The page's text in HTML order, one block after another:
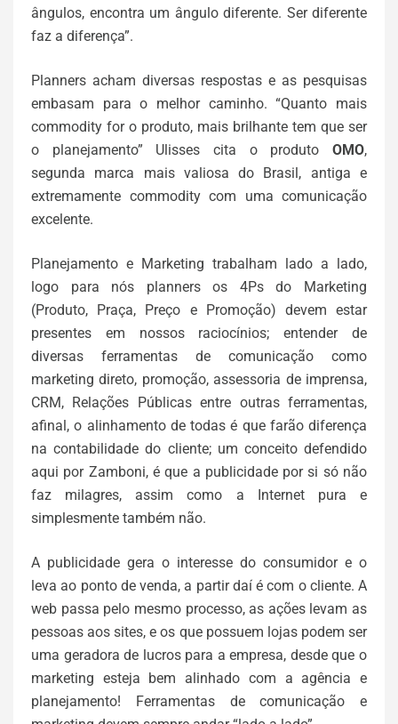
ângulos, encontra um ângulo diferente. Ser diferente
faz a diferença”.
Planners acham diversas respostas e as pesquisas
embasam para o melhor caminho. “Quanto mais
commodity for o produto, mais brilhante tem que ser
o planejamento” Ulisses cita o produto OMO,
segunda marca mais valiosa do Brasil, antiga e
extremamente commodity com uma comunicação
excelente.
Planejamento e Marketing trabalham lado a lado,
logo para nós planners os 4Ps do Marketing
(Produto, Praça, Preço e Promoção) devem estar
presentes em nossos raciocínios; entender de
diversas ferramentas de comunicação como
marketing direto, promoção, assessoria de imprensa,
CRM, Relações Públicas entre outras ferramentas,
afinal, o alinhamento de todas é que farão diferença
na contabilidade do cliente; um conceito defendido
aqui por Zamboni, é que a publicidade por si só não
faz milagres, assim como a Internet pura e
simplesmente também não.
A publicidade gera o interesse do consumidor e o
leva ao ponto de venda, a partir daí é com o cliente. A
web passa pelo mesmo processo, as ações levam as
pessoas aos sites, e os que possuem lojas podem ser
uma geradora de lucros para a empresa, desde que o
marketing esteja bem alinhado com a agência e
planejamento! Ferramentas de comunicação e